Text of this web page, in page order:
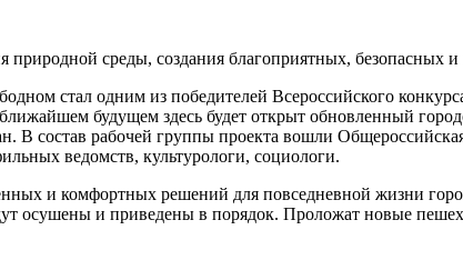
природной среды, создания благоприятных,
стал одним из победителей Всероссийского
будущем здесь будет открыт обновленный
рабочей группы проекта вошли
ведомств, культурологи, социологи.
и комфортных решений для повседневной жизни
осушены и приведены в порядок. Проложат новые